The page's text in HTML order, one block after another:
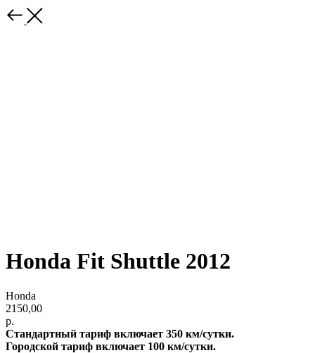
Hondа Fit Shuttle 2012
Honda
2150,00
р.
Стандартный тариф включает 350 км/сутки.
Городской тариф включает 100 км/сутки.